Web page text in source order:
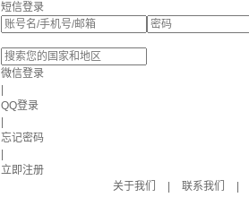
短信登录
微信登录
QQ登录
忘记密码
立即注册
关于我们
联系我们